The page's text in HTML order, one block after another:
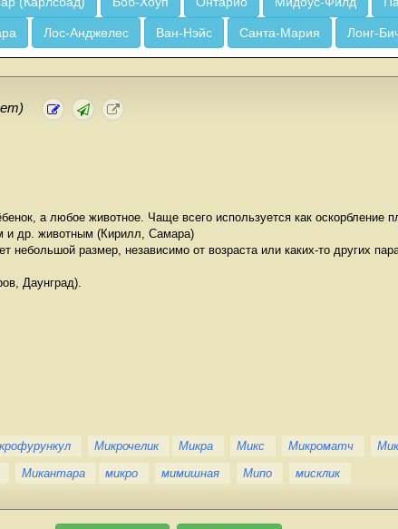
Лос-Анджелес Ван-Нэйс Санта-Мария Лонг-
а любое животное. Чаще всего используется как оскорбление
и др. животным (Кирилл, Самара)
небольшой размер, независимо от возраста или каких-то других
Даунград).
Микрочелик Микра Микс Микроматч
Микантара микро мимишная Мипо мисклик